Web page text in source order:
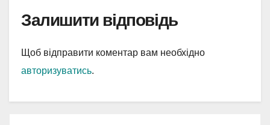
Залишити відповідь
Щоб відправити коментар вам необхідно
авторизуватись.